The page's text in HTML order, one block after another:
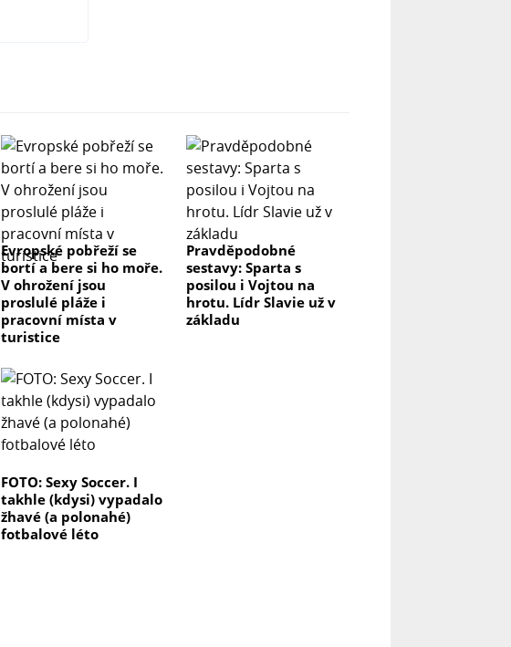
Evropské pobřeží se
bortí a bere si ho moře.
V ohrožení jsou
proslulé pláže i
pracovní místa v
turistice
Pravděpodobné
sestavy: Sparta s
posilou i Vojtou na
hrotu. Lídr Slavie už v
základu
FOTO: Sexy Soccer. I
takhle (kdysi) vypadalo
žhavé (a polonahé)
fotbalové léto